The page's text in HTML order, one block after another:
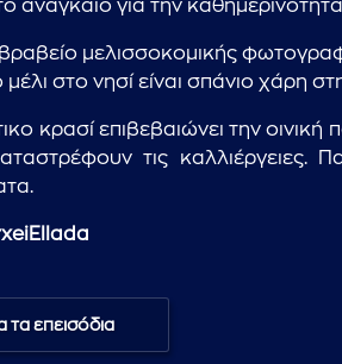
αναγκαίο για την
μελισσοκομικής
μέλι στο νησί είναι σπάνιο χάρη
κρασί επιβεβαιώνει την
τις
τα επεισόδια